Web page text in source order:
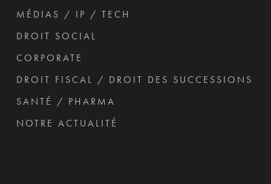
MÉDIAS / IP / TECH
DROIT SOCIAL
CORPORATE
DROIT FISCAL / DROIT DES SUCCESSIONS
SANTÉ / PHARMA
NOTRE ACTUALITÉ